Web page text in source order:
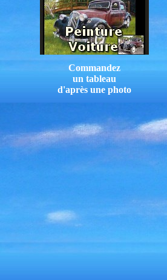
Commandez
un tableau
d'après une photo